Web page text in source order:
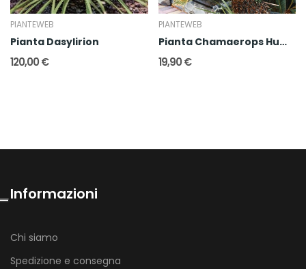
PIANTEWEB
Pianta Dasylirion
120,00 €
PIANTEWEB
Pianta Chamaerops Humilis
19,90 €
Informazioni
Chi siamo
Spedizione e consegna